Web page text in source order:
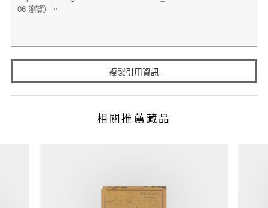
複製引用資訊
相關推薦藏品